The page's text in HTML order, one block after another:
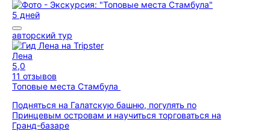
5 дней
авторский тур
Лена
5,0
11 отзывов
Топовые места Стамбула
Подняться на Галатскую башню, погулять по
Принцевым островам и научиться торговаться на
Гранд-базаре